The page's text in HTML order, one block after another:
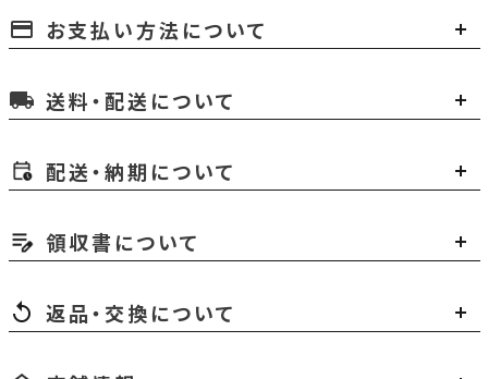
payment お支払い方法について
local_shipping 送料・配送について
配送・納期について
領収書について
返品・交換について